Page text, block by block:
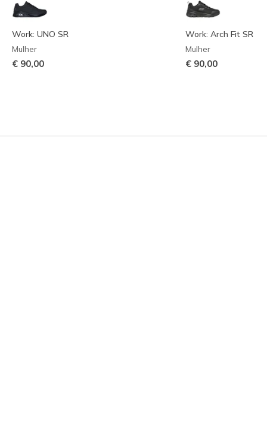
Work: UNO SR
Mulher
€ 90,00
Work: Arch Fit SR
Mulher
€ 90,00